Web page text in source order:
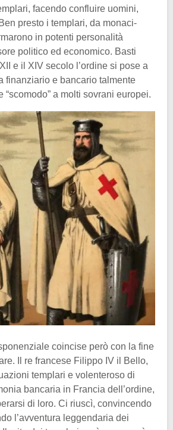
facendo confluire uomini,
presto i templari, da monaci-
in potenti personalità
politico ed economico. Basti
e il XIV secolo l’ordine si pose a
finanziario e bancario talmente
“scomodo” a molti sovrani europei.
coincise però con la fine
Il re francese Filippo IV il Bello,
templari e volenteroso di
bancaria in Francia dell’ordine,
di loro. Ci riuscì, convincendo
l’avventura leggendaria dei